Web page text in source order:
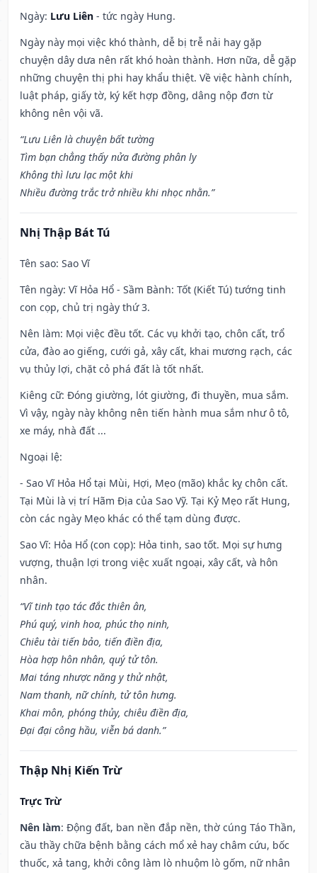
Ngày: Lưu Liên - tức ngày Hung.
Ngày này mọi việc khó thành, dễ bị trễ nải hay gặp
chuyện dây dưa nên rất khó hoàn thành. Hơn nữa, dễ gặp
những chuyện thị phi hay khẩu thiệt. Về việc hành chính,
luật pháp, giấy tờ, ký kết hợp đồng, dâng nộp đơn từ
không nên vội vã.
“Lưu Liên là chuyện bất tường
Tìm bạn chẳng thấy nửa đường phân ly
Không thì lưu lạc một khi
Nhiều đường trắc trở nhiều khi nhọc nhằn.”
Nhị Thập Bát Tú
Tên sao: Sao Vĩ
Tên ngày: Vĩ Hỏa Hổ - Sầm Bành: Tốt (Kiết Tú) tướng tinh
con cọp, chủ trị ngày thứ 3.
Nên làm: Mọi việc đều tốt. Các vụ khởi tạo, chôn cất, trổ
cửa, đào ao giếng, cưới gả, xây cất, khai mương rạch, các
vụ thủy lợi, chặt cỏ phá đất là tốt nhất.
Kiêng cữ: Đóng giường, lót giường, đi thuyền, mua sắm.
Vì vậy, ngày này không nên tiến hành mua sắm như ô tô,
xe máy, nhà đất ...
Ngoại lệ:
- Sao Vĩ Hỏa Hổ tại Mùi, Hợi, Mẹo (mão) khắc kỵ chôn cất.
Tại Mùi là vị trí Hãm Địa của Sao Vỹ. Tại Kỷ Mẹo rất Hung,
còn các ngày Mẹo khác có thể tạm dùng được.
Sao Vĩ: Hỏa Hổ (con cọp): Hỏa tinh, sao tốt. Mọi sự hưng
vượng, thuận lợi trong việc xuất ngoại, xây cất, và hôn
nhân.
“Vĩ tinh tạo tác đắc thiên ân,
Phú quý, vinh hoa, phúc thọ ninh,
Chiêu tài tiến bảo, tiến điền địa,
Hòa hợp hôn nhân, quý tử tôn.
Mai táng nhược năng y thử nhật,
Nam thanh, nữ chính, tử tôn hưng.
Khai môn, phóng thủy, chiêu điền địa,
Đại đại công hầu, viễn bá danh.”
Thập Nhị Kiến Trừ
Trực Trừ
Nên làm: Động đất, ban nền đắp nền, thờ cúng Táo Thần,
cầu thầy chữa bệnh bằng cách mổ xẻ hay châm cứu, bốc
thuốc, xả tang, khởi công làm lò nhuộm lò gốm, nữ nhân